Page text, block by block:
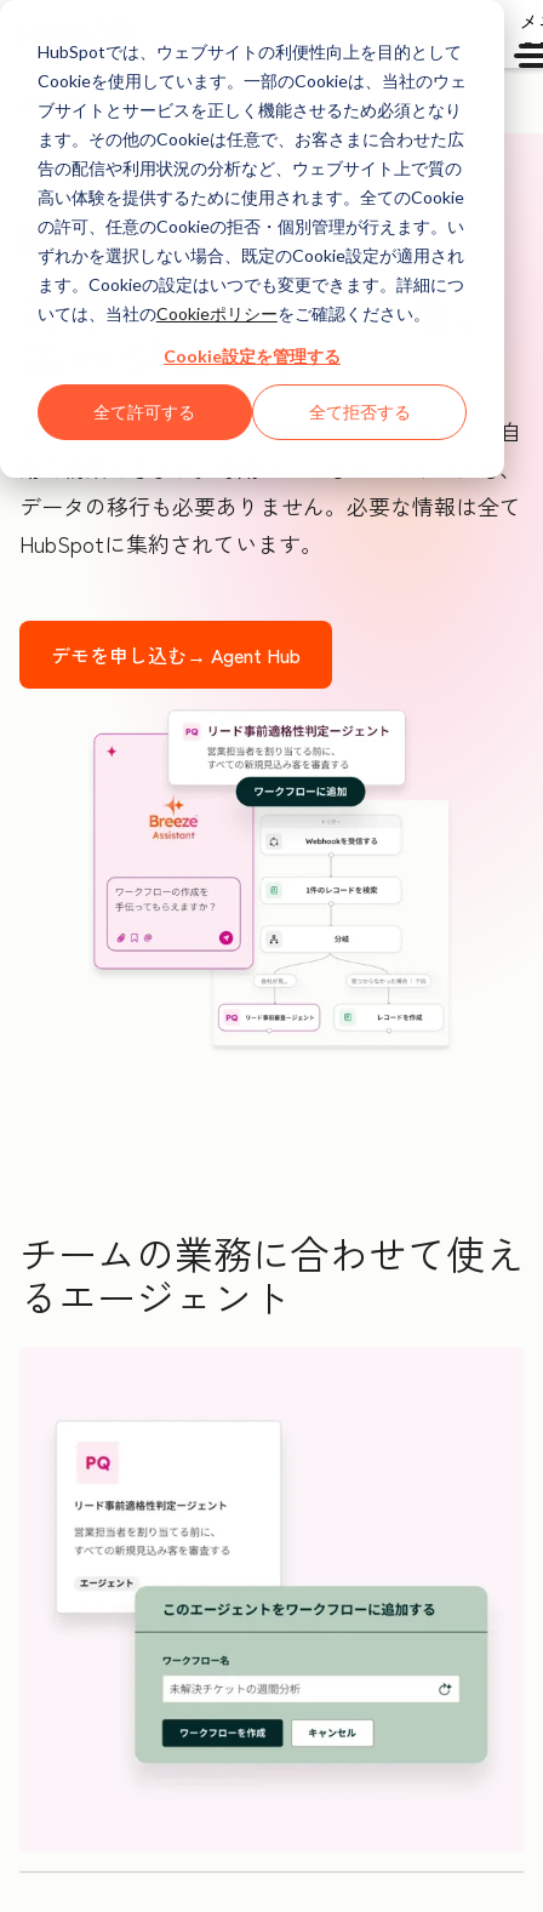
HubSpotでは、ウェブサイトの利便性向上を目的として
Cookieを使用しています。一部のCookieは、当社のウェ
ブサイトとサービスを正しく機能させるため必須となり
ます。その他のCookieは任意で、お客さまに合わせた広
告の配信や利用状況の分析など、ウェブサイト上で質の
高い体験を提供するために使用されます。全てのCookie
の許可、任意のCookieの拒否・個別管理が行えます。い
ずれかを選択しない場合、既定のCookie設定が適用され
ます。Cookieの設定はいつでも変更できます。詳細につ
いては、当社のCookieポリシーをご確認ください。
Cookie設定を管理する
全て許可する 全て拒否する
Agent Hub
エージェント作成ツール（ベータ版）
あなたのアイデアを、
エージェントへ
エージェントに任せたい業務を説明するだけで、自
動で構築できます。専用ツールもコーディングも、
データの移行も必要ありません。必要な情報は全て
HubSpotに集約されています。
デモを申し込む→ Agent Hub
チームの業務に合わせて使え
るエージェント